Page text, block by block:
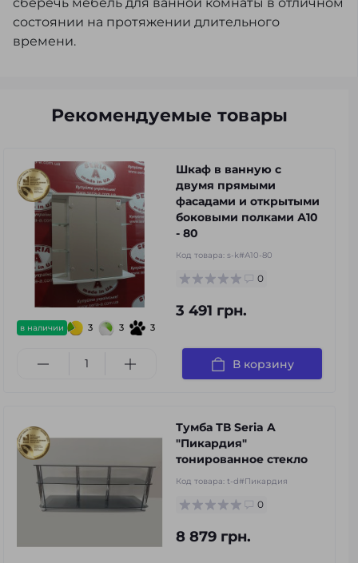
состоянии на протяжении длительного
времени.
Рекомендуемые товары
в наличии 3 3 3
Шкаф в ванную с
двумя прямыми
фасадами и открытыми
боковыми полками А10
- 80
Код товара: s-k#А10-80
0
3 491 грн.
В корзину
Тумба ТВ Seria A
"Пикардия"
тонированное стекло
Код товара: t-d#Пикардия
0
8 879 грн.